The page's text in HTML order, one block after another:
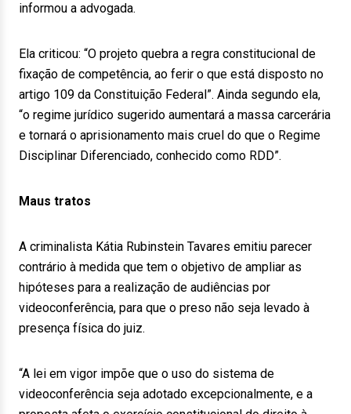
informou a advogada.
Ela criticou: “O projeto quebra a regra constitucional de
fixação de competência, ao ferir o que está disposto no
artigo 109 da Constituição Federal”. Ainda segundo ela,
“o regime jurídico sugerido aumentará a massa carcerária
e tornará o aprisionamento mais cruel do que o Regime
Disciplinar Diferenciado, conhecido como RDD”.
Maus tratos
A criminalista Kátia Rubinstein Tavares emitiu parecer
contrário à medida que tem o objetivo de ampliar as
hipóteses para a realização de audiências por
videoconferência, para que o preso não seja levado à
presença física do juiz.
“A lei em vigor impõe que o uso do sistema de
videoconferência seja adotado excepcionalmente, e a